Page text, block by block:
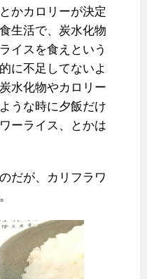
かカロリーが決定
生活で、炭水化物
イスを食えという
に不足してないよ
水化物やカロリー
うな時に夕飯だけ
ーライス、とかは
だが、カリフラワ